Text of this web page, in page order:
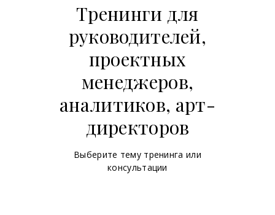
Тренинги для
руководителей,
проектных
менеджеров,
аналитиков, арт-
директоров
Выберите тему тренинга или
консультации